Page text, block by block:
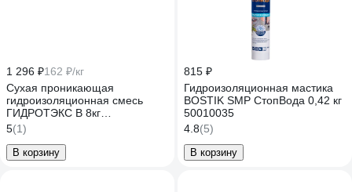
1 296 ₽162 ₽/кг
Сухая проникающая
гидроизоляционная смесь
ГИДРОТЭКС В 8кг
4607084960549
5(1)
В корзину
815 ₽
Гидроизоляционная мастика
BOSTIK SMP СтопВода 0,42 кг
50010035
4.8(5)
В корзину